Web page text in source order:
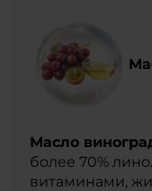
Масло
более 70%
витаминами,